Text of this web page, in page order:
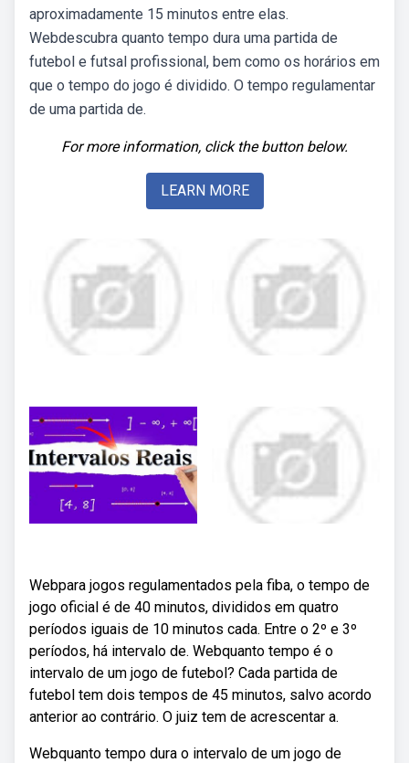
aproximadamente 15 minutos entre elas.
Webdescubra quanto tempo dura uma partida de
futebol e futsal profissional, bem como os horários em
que o tempo do jogo é dividido. O tempo regulamentar
de uma partida de.
For more information, click the button below.
LEARN MORE
Webpara jogos regulamentados pela fiba, o tempo de
jogo oficial é de 40 minutos, divididos em quatro
períodos iguais de 10 minutos cada. Entre o 2º e 3º
períodos, há intervalo de. Webquanto tempo é o
intervalo de um jogo de futebol? Cada partida de
futebol tem dois tempos de 45 minutos, salvo acordo
anterior ao contrário. O juiz tem de acrescentar a.
Webquanto tempo dura o intervalo de um jogo de